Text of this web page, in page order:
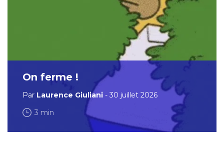
On ferme !
Par Laurence Giuliani - 30 juillet 2026
3 min